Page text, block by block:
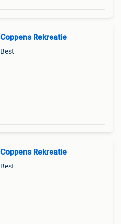
Coppens Rekreatie
Best
Coppens Rekreatie
Best